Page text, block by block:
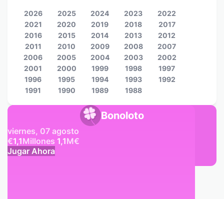
Bonoloto
viernes, 07 agosto
€1,1Millones 1,1M€
Jugar Ahora
2026 2025 2024 2023
2022
2021
2020 2019 2018
2017
2016
2015 2014 2013
2012
2011
2010 2009 2008
2007
2006
2005 2004 2003
2002
2001
2000 1999 1998
1997
1996
1995 1994 1993
1992
1991
1990 1989 1988